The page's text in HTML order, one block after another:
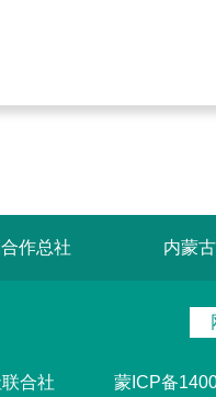
作总社 内蒙
合社 蒙ICP备